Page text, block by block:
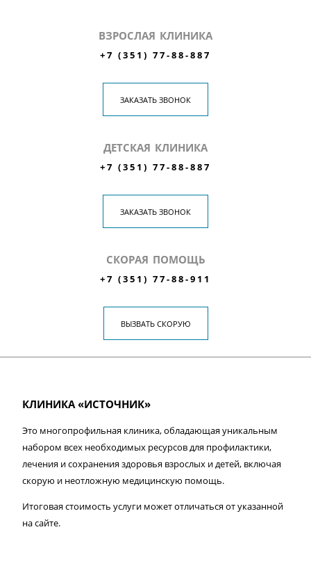
ВЗРОСЛАЯ КЛИНИКА
+7 (351) 77-88-887
ЗАКАЗАТЬ ЗВОНОК
ДЕТСКАЯ КЛИНИКА
+7 (351) 77-88-887
ЗАКАЗАТЬ ЗВОНОК
СКОРАЯ ПОМОЩЬ
+7 (351) 77-88-911
ВЫЗВАТЬ СКОРУЮ
КЛИНИКА «ИСТОЧНИК»
Это многопрофильная клиника, обладающая уникальным
набором всех необходимых ресурсов для профилактики,
лечения и сохранения здоровья взрослых и детей, включая
скорую и неотложную медицинскую помощь.
Итоговая стоимость услуги может отличаться от указанной
на сайте.